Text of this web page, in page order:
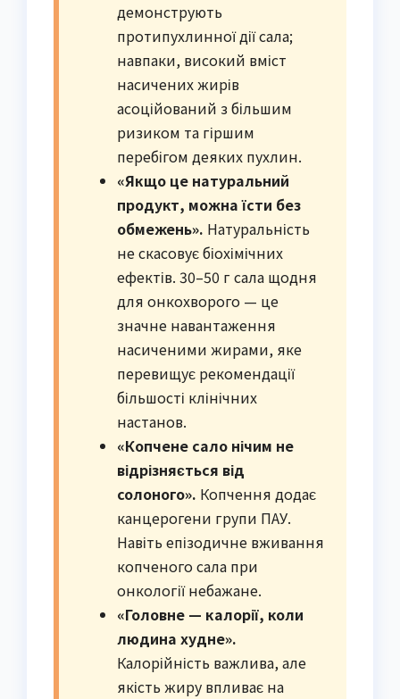
демонструють
протипухлинної дії сала;
навпаки, високий вміст
насичених жирів
асоційований з більшим
ризиком та гіршим
перебігом деяких пухлин.
«Якщо це натуральний
продукт, можна їсти без
обмежень». Натуральність
не скасовує біохімічних
ефектів. 30–50 г сала щодня
для онкохворого — це
значне навантаження
насиченими жирами, яке
перевищує рекомендації
більшості клінічних
настанов.
«Копчене сало нічим не
відрізняється від
солоного». Копчення додає
канцерогени групи ПАУ.
Навіть епізодичне вживання
копченого сала при
онкології небажане.
«Головне — калорії, коли
людина худне».
Калорійність важлива, але
якість жиру впливає на